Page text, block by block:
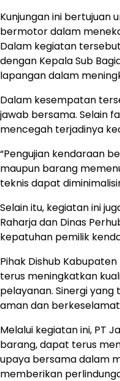
Kunjungan ini bertujuan
bermotor dalam
Dalam kegiatan
dengan Kepala Sub
lapangan dalam
Dalam kesempatan
jawab bersama. Selain
mencegah terjadinya
“Pengujian kendaraan
maupun barang
teknis dapat
Selain itu, kegiatan ini
Raharja dan Dinas
kepatuhan pemilik
Pihak Dishub
terus meningkatkan
pelayanan. Sinergi
aman dan
Melalui kegiatan ini, PT
barang, dapat terus
upaya bersama dalam
memberikan